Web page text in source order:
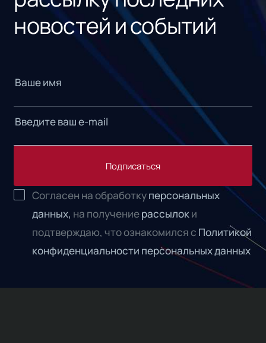
новостей и событий
Подписаться
Согласен на обработкуперсональных
данных, на получениерассылоки
подтверждаю, что ознакомился с Политикой
конфиденциальности персональных данных